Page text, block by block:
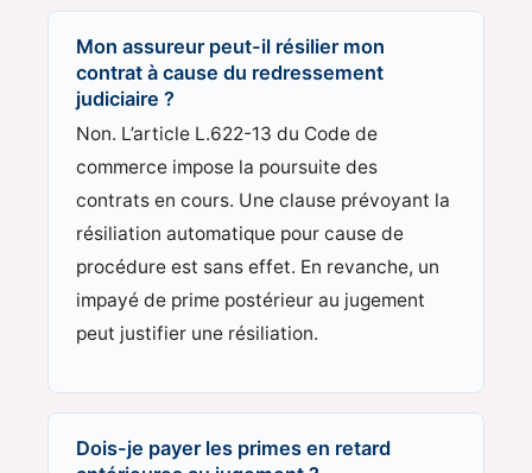
Mon assureur peut-il résilier mon
contrat à cause du redressement
judiciaire ?
Non. L’article L.622-13 du Code de
commerce impose la poursuite des
contrats en cours. Une clause prévoyant la
résiliation automatique pour cause de
procédure est sans effet. En revanche, un
impayé de prime postérieur au jugement
peut justifier une résiliation.
Dois-je payer les primes en retard